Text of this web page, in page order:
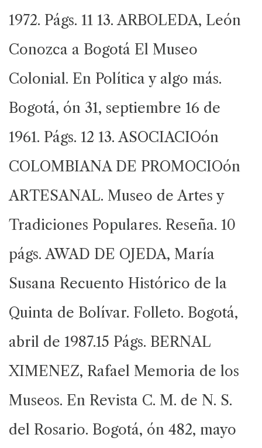
1972. Págs. 11 13. ARBOLEDA, León
Conozca a Bogotá El Museo
Colonial. En Política y algo más.
Bogotá, ón 31, septiembre 16 de
1961. Págs. 12 13. ASOCIACIOón
COLOMBIANA DE PROMOCIOón
ARTESANAL. Museo de Artes y
Tradiciones Populares. Reseña. 10
págs. AWAD DE OJEDA, María
Susana Recuento Histórico de la
Quinta de Bolívar. Folleto. Bogotá,
abril de 1987.15 Págs. BERNAL
XIMENEZ, Rafael Memoria de los
Museos. En Revista C. M. de N. S.
del Rosario. Bogotá, ón 482, mayo